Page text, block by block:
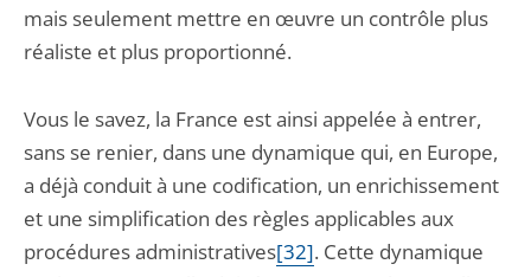
mais seulement mettre en œuvre un contrôle plus
réaliste et plus proportionné.
Vous le savez, la France est ainsi appelée à entrer,
sans se renier, dans une dynamique qui, en Europe,
a déjà conduit à une codification, un enrichissement
et une simplification des règles applicables aux
procédures administratives[32]. Cette dynamique